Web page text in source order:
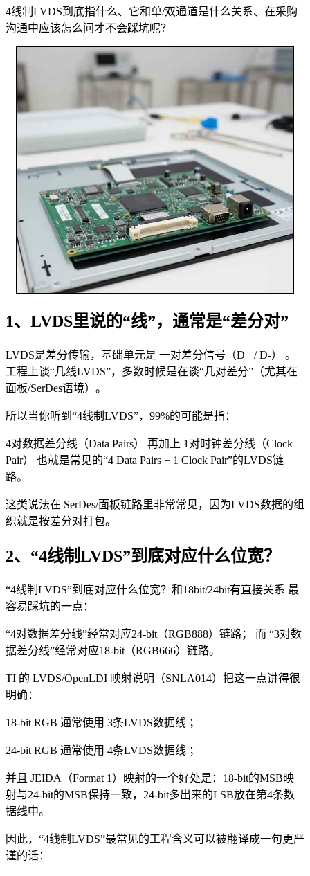
4线制LVDS到底指什么、它和单/双通道是什么关系、在采购
沟通中应该怎么问才不会踩坑呢？
1、LVDS里说的“线”，通常是“差分对”
LVDS是差分传输，基础单元是 一对差分信号（D+ / D-） 。
工程上谈“几线LVDS”，多数时候是在谈“几对差分”（尤其在
面板/SerDes语境）。
所以当你听到“4线制LVDS”，99%的可能是指：
4对数据差分线（Data Pairs） 再加上 1对时钟差分线（Clock
Pair） 也就是常见的“4 Data Pairs + 1 Clock Pair”的LVDS链
路。
这类说法在 SerDes/面板链路里非常常见，因为LVDS数据的组
织就是按差分对打包。
2、“4线制LVDS”到底对应什么位宽？
“4线制LVDS”到底对应什么位宽？和18bit/24bit有直接关系 最
容易踩坑的一点：
“4对数据差分线”经常对应24-bit（RGB888）链路； 而 “3对数
据差分线”经常对应18-bit（RGB666）链路。
TI 的 LVDS/OpenLDI 映射说明（SNLA014）把这一点讲得很
明确：
18-bit RGB 通常使用 3条LVDS数据线 ；
24-bit RGB 通常使用 4条LVDS数据线 ；
并且 JEIDA（Format 1）映射的一个好处是：18-bit的MSB映
射与24-bit的MSB保持一致，24-bit多出来的LSB放在第4条数
据线中。
因此，“4线制LVDS”最常见的工程含义可以被翻译成一句更严
谨的话：